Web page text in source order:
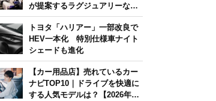
が提案するラグジュアリーな移
動体験
トヨタ「ハリアー」一部改良で
HEV一本化 特別仕様車ナイト
シェードも進化
【カー用品店】売れているカー
ナビTOP10｜ドライブを快適に
する人気モデルは？【2026年6